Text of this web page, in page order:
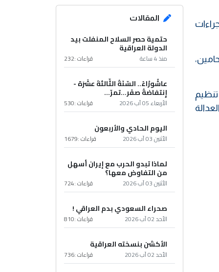
المقالات
حتمية حصر السلاح المنفلت بيد
الدولة العراقية
منذ 4 ساعة قراءات :232
عاشُورْاءُ.. السّنَةُ الثّالثةَ عشَرَة -
إِنتفاضةُ صفَر…تمرّ...
الأربعاء 05 آب 2026 قراءات :530
اليوم الحادي والأربعون
الأثنين 03 آب 2026 قراءات :1679
لماذا تبدو الحرب مع إيران أسهل
من التفاوض معها؟
الأثنين 03 آب 2026 قراءات :724
صحراء السعودي بدم العراقي !
الأحد 02 آب 2026 قراءات :810
الأكشن بنسخته العراقية
الأحد 02 آب 2026 قراءات :736